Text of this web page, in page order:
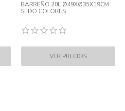
BARREÑO 20L Ø49XØ35X19CM
STDO COLORES